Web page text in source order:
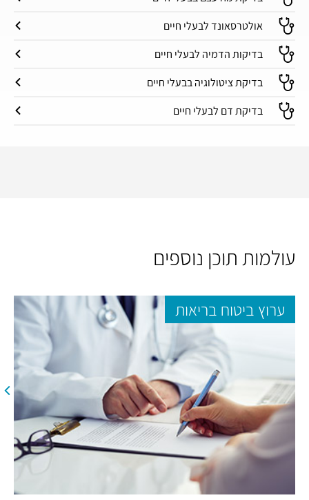
אולטרסאונד לבעלי חיים
בדיקות הדמיה לבעלי חיים
בדיקת ציטולוגיה בבעלי חיים
בדיקת דם לבעלי חיים
עולמות תוכן נוספים
ערוץ ביטוח בריאות